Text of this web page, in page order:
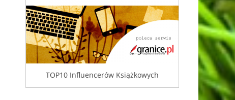
TOP10 Influencerów Książkowych